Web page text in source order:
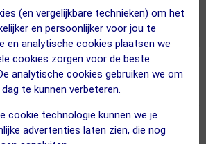
(en vergelijkbare technieken) om het
en persoonlijker voor jou te
en analytische cookies plaatsen we
cookies zorgen voor de beste
analytische cookies gebruiken we om
te kunnen verbeteren.
cookie technologie kunnen we je
advertenties laten zien, die nog
39.95 23.95